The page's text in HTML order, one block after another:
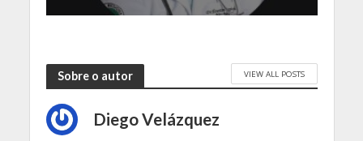
Sobre o autor VIEW ALL POSTS
Diego Velázquez